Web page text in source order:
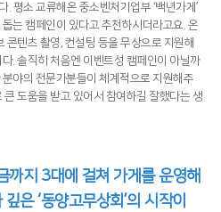
. 평소 교류해온 중소벤처기업부 ‘백년가게’
는 캠페인이 있다고 추천하시더라고요. 온
콘텐츠 촬영, 컨설팅 등을 무상으로 지원해
. 솔직히 처음엔 이벤트성 캠페인이 아닐까
야의 전문가분들이 체계적으로 지원해주
도움을 받고 있어서 참여하길 잘했다는 생
까지 3대에 걸쳐 가게를 운영해
은 ‘동양고무상회’의 시작이